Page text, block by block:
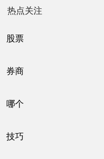
热点关注
股票
券商
哪个
技巧